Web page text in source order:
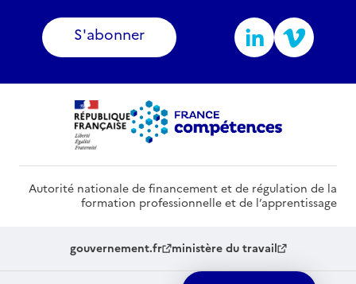
S'abonner
Autorité nationale de financement et de régulation de la
formation professionnelle et de l’apprentissage
gouvernement.fr ministère du travail